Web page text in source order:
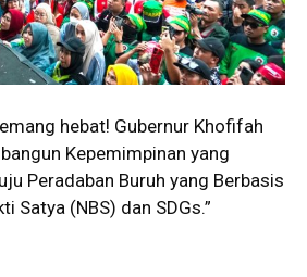
hebat! Gubernur Khofifah
Kepemimpinan yang
Peradaban Buruh yang Berbasis
Satya (NBS) dan SDGs.”